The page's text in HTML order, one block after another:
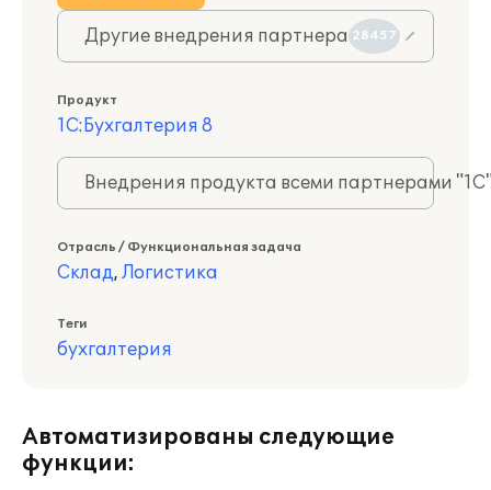
Другие внедрения партнера 28457
Продукт
1С:Бухгалтерия 8
Внедрения продукта всеми партнерами
Отрасль / Функциональная задача
Склад, Логистика
Теги
бухгалтерия
Автоматизированы следующие
функции: